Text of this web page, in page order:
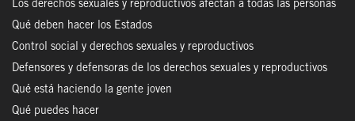
Los derechos sexuales y reproductivos afectan a todas las personas
Qué deben hacer los Estados
Control social y derechos sexuales y reproductivos
Defensores y defensoras de los derechos sexuales y reproductivos
Qué está haciendo la gente joven
Qué puedes hacer